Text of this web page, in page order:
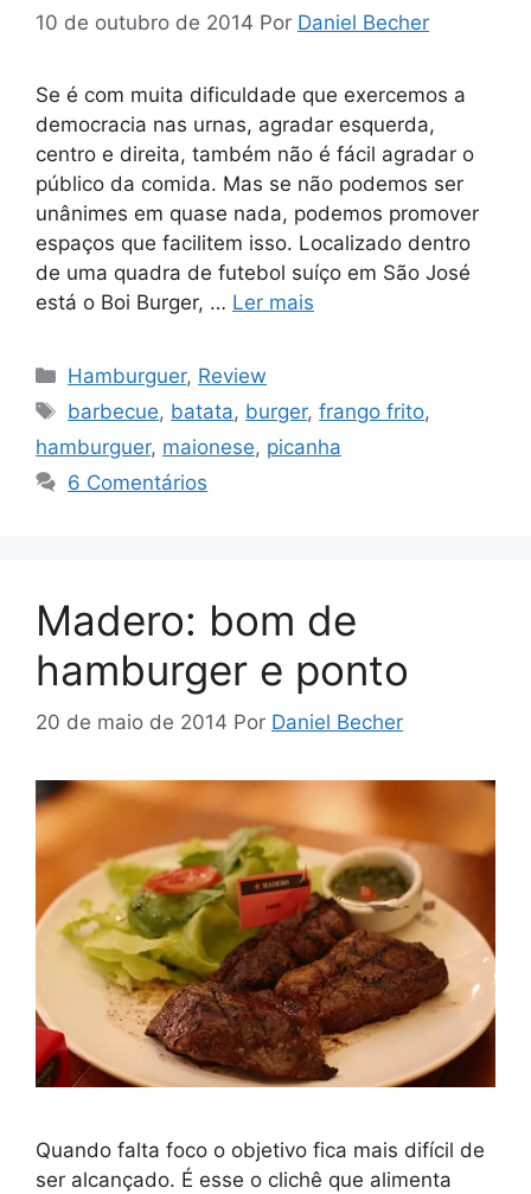
10 de outubro de 2014 Por Daniel Becher
Se é com muita dificuldade que exercemos a
democracia nas urnas, agradar esquerda,
centro e direita, também não é fácil agradar o
público da comida. Mas se não podemos ser
unânimes em quase nada, podemos promover
espaços que facilitem isso. Localizado dentro
de uma quadra de futebol suíço em São José
está o Boi Burger, … Ler mais
Categorias
Hamburguer, Review
Tags
barbecue, batata, burger,frango frito,
hamburguer, maionese, picanha
6 Comentários
Madero: bom de
hamburger e ponto
20 de maio de 2014 Por Daniel Becher
Quando falta foco o objetivo fica mais difícil de
ser alcançado. É esse o clichê que alimenta